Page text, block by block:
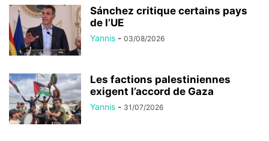
Sánchez critique certains pays
de l’UE
Yannis - 03/08/2026
Les factions palestiniennes
exigent l’accord de Gaza
Yannis - 31/07/2026